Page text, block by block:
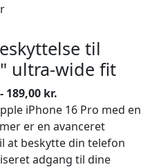
til
ultra-wide fit
189,00 kr.
iPhone 16 Pro med en
er en avanceret
at beskytte din telefon
adgang til dine